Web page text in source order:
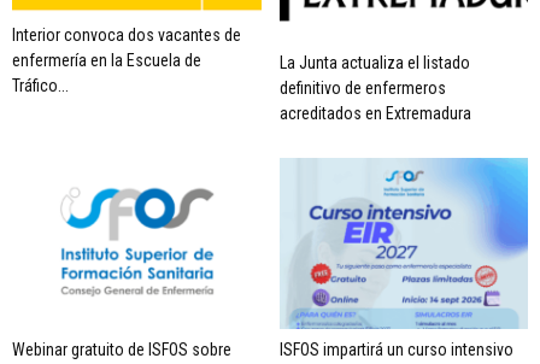
Interior convoca dos vacantes de
enfermería en la Escuela de
Tráfico...
La Junta actualiza el listado
definitivo de enfermeros
acreditados en Extremadura
Webinar gratuito de ISFOS sobre
ISFOS impartirá un curso intensivo